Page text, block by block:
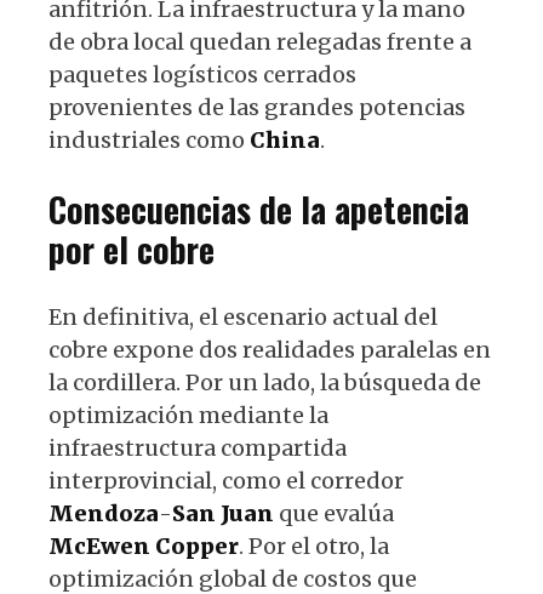
anfitrión. La infraestructura y la mano
de obra local quedan relegadas frente a
paquetes logísticos cerrados
provenientes de las grandes potencias
industriales como China.
Consecuencias de la apetencia
por el cobre
En definitiva, el escenario actual del
cobre expone dos realidades paralelas en
la cordillera. Por un lado, la búsqueda de
optimización mediante la
infraestructura compartida
interprovincial, como el corredor
Mendoza-San Juan que evalúa
McEwen Copper. Por el otro, la
optimización global de costos que